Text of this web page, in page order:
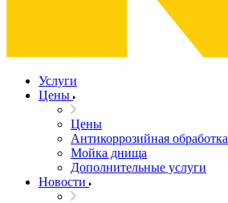
Услуги
Цены
Цены
Антикоррозийная обработка
Мойка днища
Дополнительные услуги
Новости